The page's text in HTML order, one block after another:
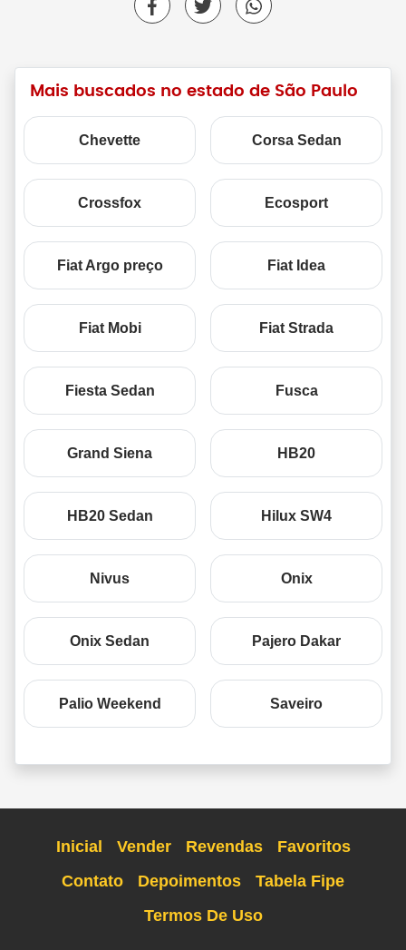
Mais buscados no estado de São Paulo
Chevette Corsa Sedan
Crossfox Ecosport
Fiat Argo preço Fiat Idea
Fiat Mobi Fiat Strada
Fiesta Sedan Fusca
Grand Siena HB20
HB20 Sedan Hilux SW4
Nivus Onix
Onix Sedan Pajero Dakar
Palio Weekend Saveiro
Inicial Vender Revendas
Favoritos
Contato
Depoimentos
Tabela Fipe
Termos De Uso